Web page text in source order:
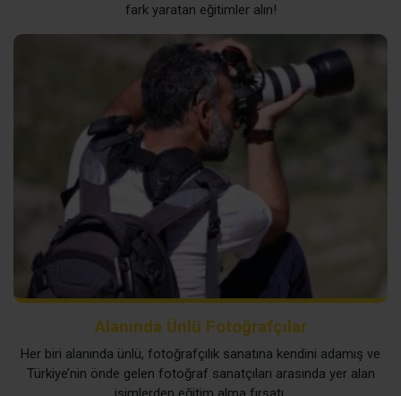
fark yaratan eğitimler alın!
Alanında Ünlü Fotoğrafçılar
Her biri alanında ünlü, fotoğrafçılık sanatına kendini adamış ve
Türkiye’nin önde gelen fotoğraf sanatçıları arasında yer alan